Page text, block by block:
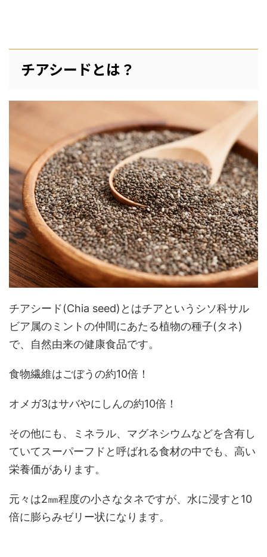
チアシードとは？
チアシード(Chia seed)とはチアというシソ科サル
ビア属のミントの仲間にあたる植物の種子(タネ)
で、自然由来の健康食品です。
食物繊維はごぼうの約10倍！
オメガ3はサバやにしんの約10倍！
その他にも、ミネラル、マグネシウムなどを含有し
ていてスーパーフドと呼ばれる食材の中でも、高い
栄養価があります。
元々は2㎜程度の小さなタネですが、水に浸すと10
倍に膨らみゼリー状になります。